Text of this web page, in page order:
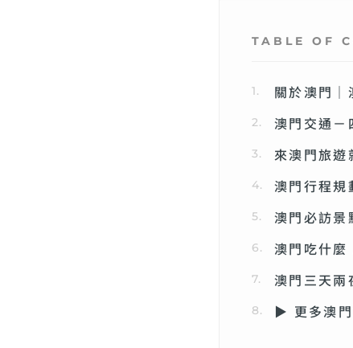
TABLE OF
關於澳門｜
澳門交通－
來澳門旅遊
澳門行程
澳門必訪景
澳門吃什麼
澳門三天兩
▶ 更多澳